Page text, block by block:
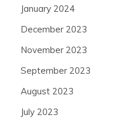
January 2024
December 2023
November 2023
September 2023
August 2023
July 2023